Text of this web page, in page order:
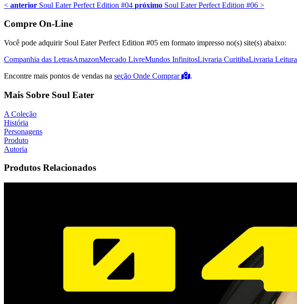
< anterior Soul Eater Perfect Edition #04 próximo Soul Eater Perfect Edition #06 >
Compre On-Line
Você pode adquirir Soul Eater Perfect Edition #05 em formato impresso no(s) site(s) abaixo:
Companhia das LetrasAmazonMercado LivreMundos InfinitosLivraria CuritibaLivraria Leitura
Encontre mais pontos de vendas na seção Onde Comprar .
Mais Sobre Soul Eater
A Coleção
História
Personagens
Produto
Autoria
Produtos Relacionados